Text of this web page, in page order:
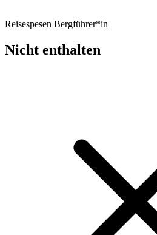
Reisespesen Bergführer*in
Nicht enthalten